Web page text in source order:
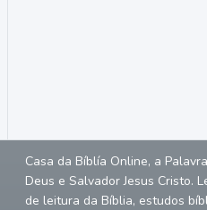
Casa da Bíblía Online, a
Deus e Salvador Jesus Cristo.
de leitura da Bíblia, estudos